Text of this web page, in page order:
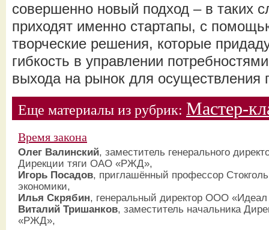
совершенно новый подход – в таких
приходят именно стартапы, с
творческие решения, которые
гибкость в управлении
выхода на рынок для осуществления
Еще материалы из рубрик: Мастер-
Время закона
Олег Валинский, заместитель генерального
Дирекции тяги ОАО «РЖД»,
Игорь Посадов, приглашённый профессор
экономики,
Илья Скрябин, генеральный директор ООО
Виталий Тришанков, заместитель начальника
«РЖД»,